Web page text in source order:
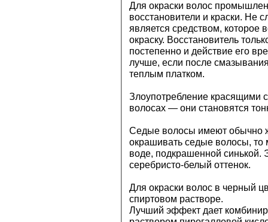
Для окраски волос
восстановители и краски. Не
является средством, которое
окраску. Восстановитель
постепенно и действие его
лучше, если после
теплым платком.
Злоупотребление красящими
волосах — они становятся
Седые волосы имеют обычно
окрашивать седые волосы, то
воде, подкрашенной
серебристо-белый оттенок.
Для окраски волос в черный
спиртовом растворе.
Лучший эффект дает